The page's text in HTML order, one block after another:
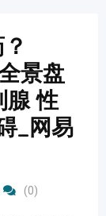
景盘
腺 性
_网易
(0)